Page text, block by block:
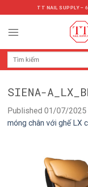
to
content
TT NAIL SUPPLY –
Tìm
SIENA-
Published 01/07/2025
móng chân với ghế LX